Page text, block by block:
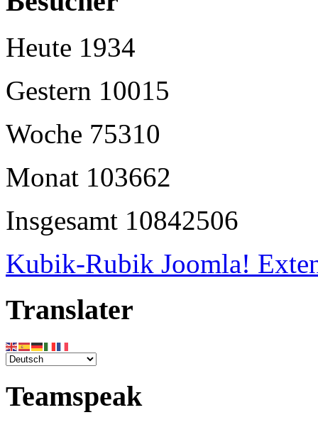
Heute 1934
Gestern 10015
Woche 75310
Monat 103662
Insgesamt 10842506
Kubik-Rubik Joomla!
Translater
Teamspeak